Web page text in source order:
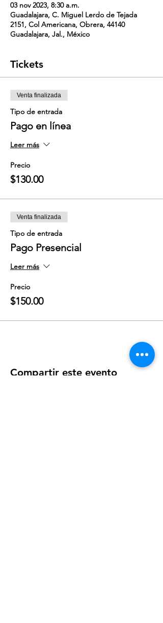
03 nov 2023, 8:30 a.m.
Guadalajara, C. Miguel Lerdo de Tejada
2151, Col Americana, Obrera, 44140
Guadalajara, Jal., México
Tickets
Venta finalizada
Tipo de entrada
Pago en línea
Leer más
Precio
$130.00
Venta finalizada
Tipo de entrada
Pago Presencial
Leer más
Precio
$150.00
Compartir este evento